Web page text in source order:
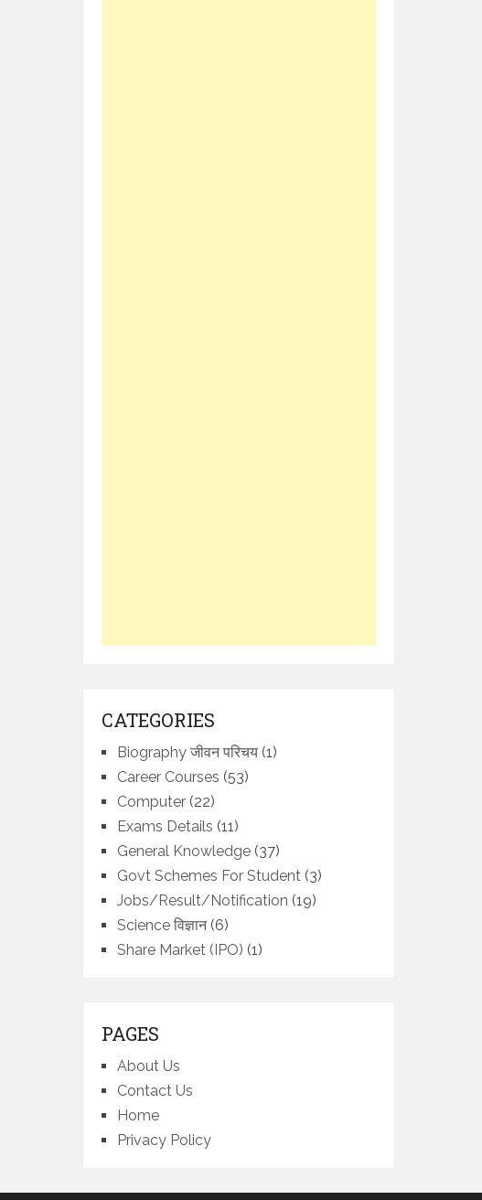
CATEGORIES
Biography जीवन परिचय (1)
Career Courses (53)
Computer (22)
Exams Details (11)
General Knowledge (37)
Govt Schemes For Student (3)
Jobs/Result/Notification (19)
Science विज्ञान(6)
Share Market (IPO) (1)
PAGES
About Us
Contact Us
Home
Privacy Policy